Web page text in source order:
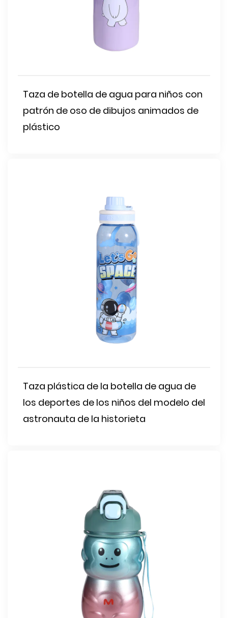
Taza de botella de agua para niños con
patrón de oso de dibujos animados de
plástico
Taza plástica de la botella de agua de
los deportes de los niños del modelo del
astronauta de la historieta